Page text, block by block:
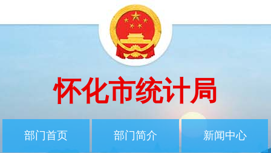
怀化市统计局
部门首页 部门简介 新闻中心